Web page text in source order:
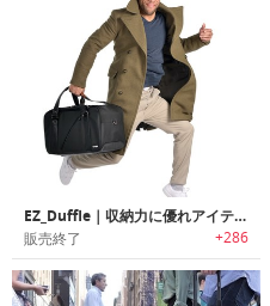
EZ_Duffle｜収納力に優れアイテムをすっきりオーガナイズ可能なダッフルバッグ「イージーダッフル」
販売終了 +286